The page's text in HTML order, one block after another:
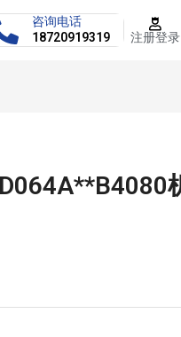
咨询电话
18720919319
注册登录